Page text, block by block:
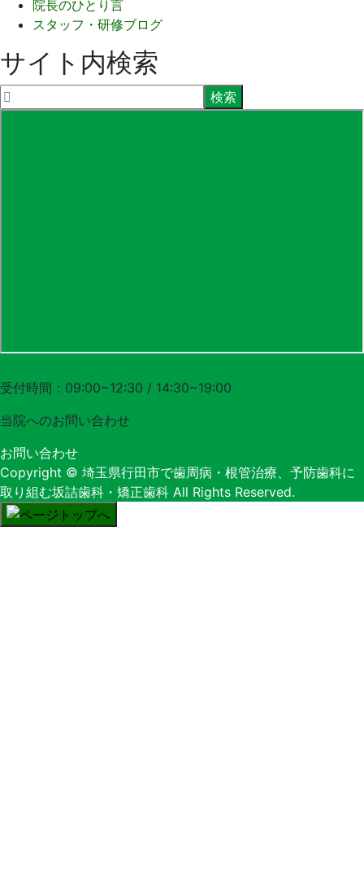
院長のひとり言
スタッフ・研修ブログ
サイト内検索
受付時間：09:00~12:30 / 14:30~19:00
当院へのお問い合わせ
お問い合わせ
Copyright © 埼玉県行田市で歯周病・根管治療、予防歯科に
取り組む坂詰歯科・矯正歯科 All Rights Reserved.